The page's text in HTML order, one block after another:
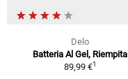
Delo
Batteria Al Gel, Riempita
89,99 €1